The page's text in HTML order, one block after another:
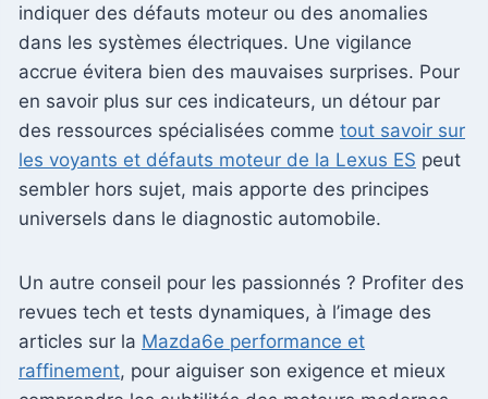
indiquer des défauts moteur ou des anomalies
dans les systèmes électriques. Une vigilance
accrue évitera bien des mauvaises surprises. Pour
en savoir plus sur ces indicateurs, un détour par
des ressources spécialisées comme tout savoir sur
les voyants et défauts moteur de la Lexus ES peut
sembler hors sujet, mais apporte des principes
universels dans le diagnostic automobile.
Un autre conseil pour les passionnés ? Profiter des
revues tech et tests dynamiques, à l’image des
articles sur la Mazda6e performance et
raffinement, pour aiguiser son exigence et mieux